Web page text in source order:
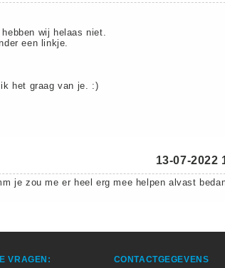
wij helaas niet.
een linkje.
ik het graag van je. :)
13-07-2022
je zou me er heel erg mee helpen alvast
VRAGEN: CONTACTGEGEVENS